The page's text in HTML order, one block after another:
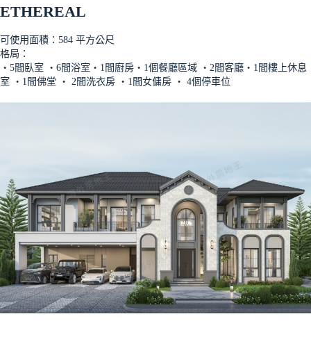
ETHEREAL
可使用面積：584 平方公尺
格局：
‧5間臥室 ‧6間浴室‧1間廚房‧1個餐廳區域 ‧2間客廳‧1間樓上休息
室 ‧1間佛堂 ‧ 2間洗衣房 ‧1間女傭房 ‧ 4個停車位